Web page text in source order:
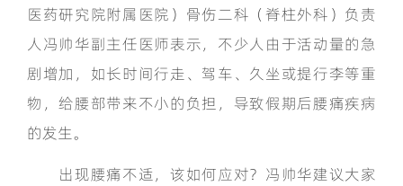
医药研究院附属医院）骨伤二科（脊柱外科）负责
人冯帅华副主任医师表示，不少人由于活动量的急
剧增加，如长时间行走、驾车、久坐或提行李等重
物，给腰部带来不小的负担，导致假期后腰痛疾病
的发生。
出现腰痛不适，该如何应对？冯帅华建议大家